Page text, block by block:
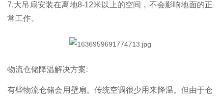
7.大吊扇安装在离地8-12米以上的空间，不会影响地面的正
常工作。
物流仓储降温解决方案:
有些物流仓储会用壁扇。传统空调很少用来降温。但由于仓